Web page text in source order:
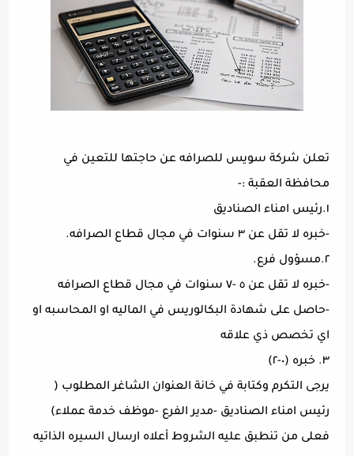
تعلن شركة سويس للصرافه عن حاجتها للتعين في
محافظة العقبة :-
١.رئيس امناء الصناديق
-خبره لا تقل عن ٣ سنوات في مجال قطاع الصرافه.
٢.مسؤول فرع.
-خبره لا تقل عن ٥ -٧ سنوات في مجال قطاع الصرافه
-حاصل على شهادة البكالوريس في الماليه او المحاسبه او
اي تخصص ذي علاقه
٣. خبره (٠-٢)
يرجى التكرم وكتابة في خانة العنوان الشاغر المطلوب (
رئيس امناء الصناديق -مدير الفرع -موظف خدمة عملاء)
فعلى من تنطبق عليه الشروط أعلاه ارسال السيره الذاتيه